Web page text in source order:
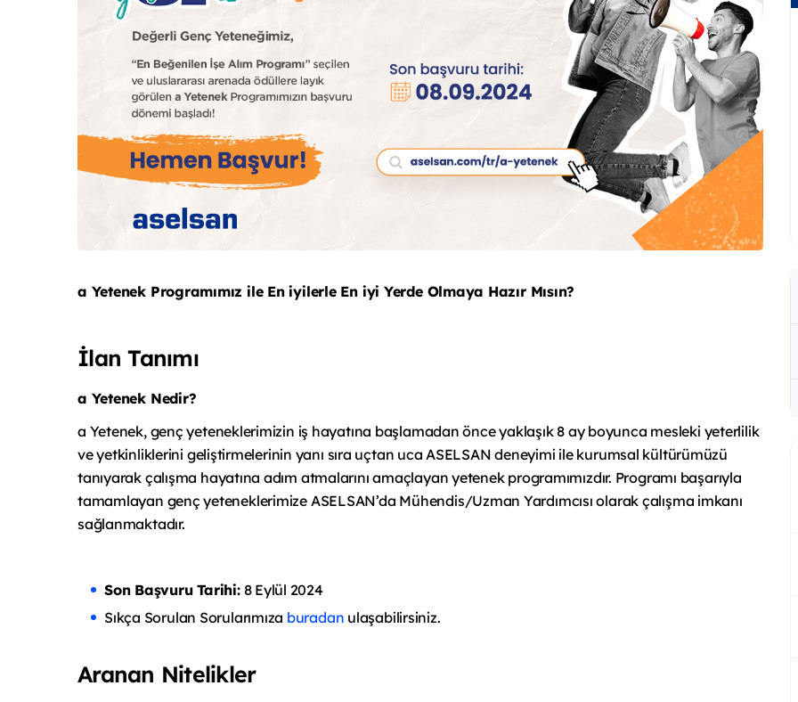
a Yetenek Programımız ile En iyilerle En iyi Yerde Olmaya Hazır Mısın?
İlan Tanımı
a Yetenek Nedir?
a Yetenek, genç yeteneklerimizin iş hayatına başlamadan önce yaklaşık 8 ay boyunca mesleki yeterlilik
ve yetkinliklerini geliştirmelerinin yanı sıra uçtan uca ASELSAN deneyimi ile kurumsal kültürümüzü
tanıyarak çalışma hayatına adım atmalarını amaçlayan yetenek programımızdır. Programı başarıyla
tamamlayan genç yeteneklerimize ASELSAN’da Mühendis/Uzman Yardımcısı olarak çalışma imkanı
sağlanmaktadır.
Son Başvuru Tarihi:8 Eylül 2024
Sıkça Sorulan Sorularımıza buradan ulaşabilirsiniz.
Aranan Nitelikler